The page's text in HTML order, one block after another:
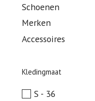
Schoenen
Merken
Accessoires
Kledingmaat
S - 36